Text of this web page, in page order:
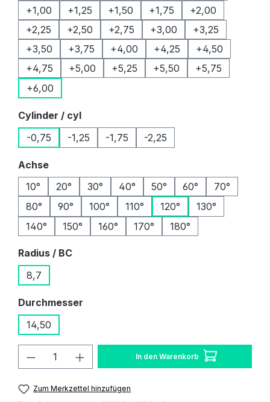
+1,00
+1,25 +1,50 +1,75
+2,00
+2,25
+2,50 +2,75 +3,00
+3,25
+3,50
+3,75 +4,00 +4,25
+4,50
+4,75
+5,00 +5,25 +5,50
+5,75
+6,00
Cylinder / cylauswählen
-0,75
-1,25 -1,75 -2,25
Achseauswählen
10°
20° 30° 40° 50° 60°
70°
80°
90° 100° 110° 120°
130°
140°
150° 160° 170° 180°
Radius / BCauswählen
8,7
Durchmesser
14,50
Produkt Anzahl: Gib den
In den Warenkorb
Zum Merkzettel hinzufügen